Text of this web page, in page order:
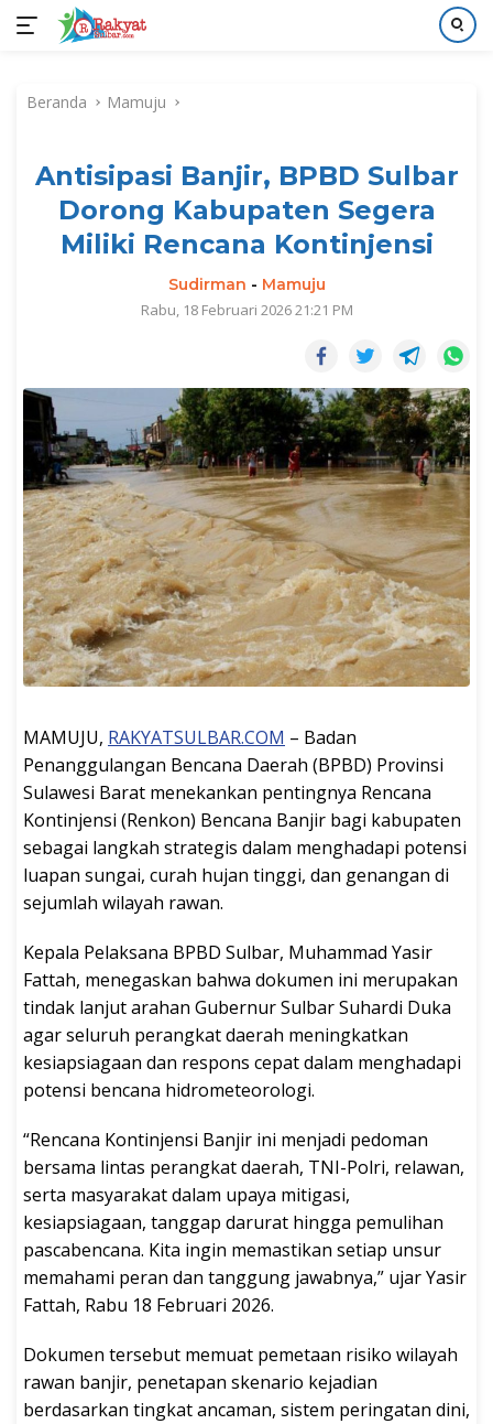
kontenBeranda Mamuju
Antisipasi Banjir, BPBD Sulbar
Dorong Kabupaten Segera
Miliki Rencana Kontinjensi
Sudirman - Mamuju
Rabu, 18 Februari 2026 21:21 PM
MAMUJU, RAKYATSULBAR.COM – Badan
Penanggulangan Bencana Daerah (BPBD) Provinsi
Sulawesi Barat menekankan pentingnya Rencana
Kontinjensi (Renkon) Bencana Banjir bagi kabupaten
sebagai langkah strategis dalam menghadapi potensi
luapan sungai, curah hujan tinggi, dan genangan di
sejumlah wilayah rawan.
Kepala Pelaksana BPBD Sulbar, Muhammad Yasir
Fattah, menegaskan bahwa dokumen ini merupakan
tindak lanjut arahan Gubernur Sulbar Suhardi Duka
agar seluruh perangkat daerah meningkatkan
kesiapsiagaan dan respons cepat dalam menghadapi
potensi bencana hidrometeorologi.
“Rencana Kontinjensi Banjir ini menjadi pedoman
bersama lintas perangkat daerah, TNI-Polri, relawan,
serta masyarakat dalam upaya mitigasi,
kesiapsiagaan, tanggap darurat hingga pemulihan
pascabencana. Kita ingin memastikan setiap unsur
memahami peran dan tanggung jawabnya,” ujar Yasir
Fattah, Rabu 18 Februari 2026.
Dokumen tersebut memuat pemetaan risiko wilayah
rawan banjir, penetapan skenario kejadian
berdasarkan tingkat ancaman, sistem peringatan dini,